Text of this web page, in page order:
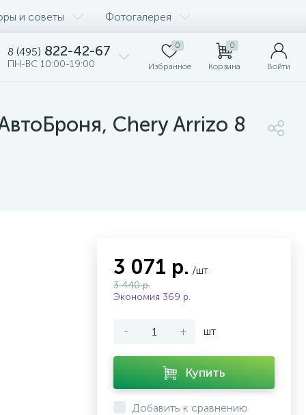
и советы Фотогалерея
8 (495) 822-42-67
ПН-ВС 10:00-19:00
0
Избранное
0
Корзина Войти
Chery Arrizo 8
3 071 р. /шт
3 440 р.
Экономия 369 р.
- + шт
Купить
Добавить к сравнению